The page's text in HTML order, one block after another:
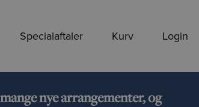
Specialaftaler Kurv Login
nye arrangementer, og